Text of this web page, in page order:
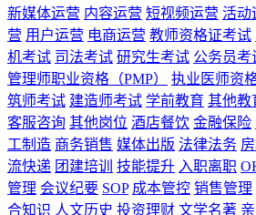
新媒体运营 内容运营 短视频运营 活动
营 用户运营 电商运营 教师资格证考试
机考试 司法考试 研究生考试 公务员考
管理师职业资格（PMP）
执业医师资
筑师考试 建造师考试 学前教育 其他教
客服咨询 其他岗位 酒店餐饮 金融保险
工制造 商务销售 媒体出版 法律法务
流快递 团建培训 技能提升 入职离职
管理 会议纪要 SOP 成本管控 销售管理
合知识 人文历史 投资理财 文学名著